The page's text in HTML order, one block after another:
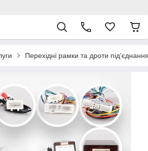
Перехідні рамки та дроти